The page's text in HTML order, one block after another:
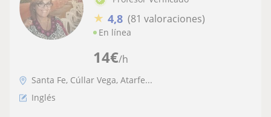
14€/h
★ 4,8 (81 valoraciones)
En línea
Santa Fe, Cúllar Vega, Atarfe...
Inglés